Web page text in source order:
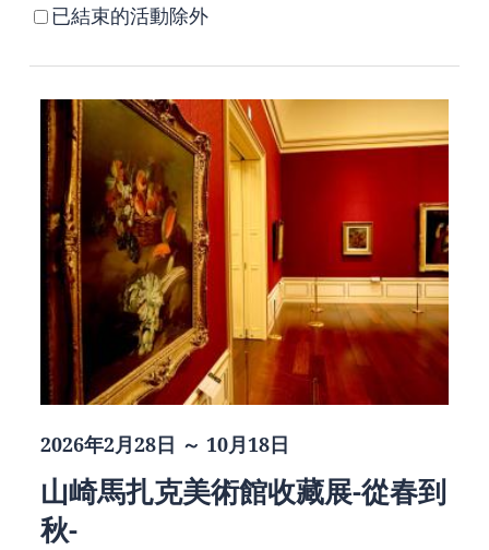
已結束的活動除外
2026年2月28日 ～ 10月18日
山崎馬扎克美術館收藏展-從春到
秋-